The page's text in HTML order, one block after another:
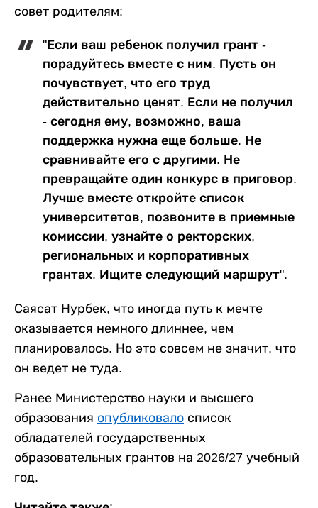
совет родителям:
"Если ваш ребенок получил грант -
порадуйтесь вместе с ним. Пусть он
почувствует, что его труд
действительно ценят. Если не получил
- сегодня ему, возможно, ваша
поддержка нужна еще больше. Не
сравнивайте его с другими. Не
превращайте один конкурс в приговор.
Лучше вместе откройте список
университетов, позвоните в приемные
комиссии, узнайте о ректорских,
региональных и корпоративных
грантах. Ищите следующий маршрут".
Саясат Нурбек, что иногда путь к мечте
оказывается немного длиннее, чем
планировалось. Но это совсем не значит, что
он ведет не туда.
Ранее Министерство науки и высшего
образования опубликовало список
обладателей государственных
образовательных грантов на 2026/27 учебный
год.